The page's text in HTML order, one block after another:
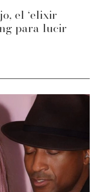
el ‘elixir
para lucir